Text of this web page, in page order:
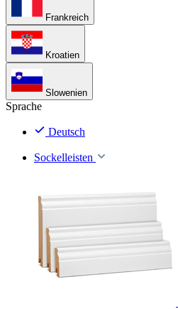
Frankreich
Kroatien
Slowenien
Sprache
Deutsch
Sockelleisten